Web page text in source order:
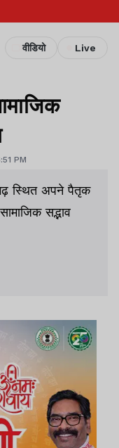
वीडियो Live
PM
स्थित अपने पैतृक
सद्भाव